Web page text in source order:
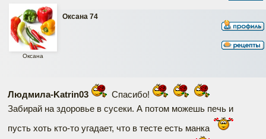
Оксана 74
Оксана
Людмила-Katrin03
Спасибо!
Забирай на здоровье в сусеки. А потом можешь печь и
пусть хоть кто-то угадает, что в тесте есть манка